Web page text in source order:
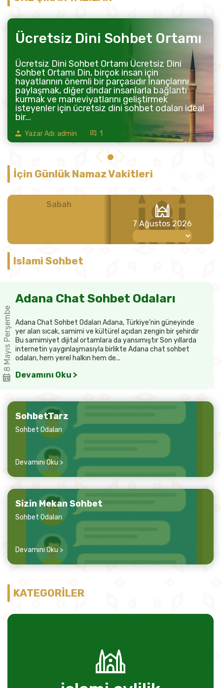
Ücretsiz Dini Sohbet Ortamı
Ücretsiz Dini Sohbet Ortamı Ücretsiz Dini
Sohbet Ortamı Din, birçok insan için
hayatlarının önemli bir parçasıdır İnançlarını
paylaşmak, diğer dindar insanlarla bağlantı
kurmak ve maneviyatlarını geliştirmek
isteyenler için ücretsiz dini sohbet odaları ideal
bir...
Yazar Adı: admin 1
İçin Günlük Namaz Vakitleri
Sabah Öğle
7 Ağustos 2026
Islami Sohbet
8 Mayıs Perşembe
Adana Chat Sohbet Odaları
Adana Chat Sohbet Odaları Adana, Türkiye’nin güneyinde
yer alan sıcak, samimi ve kültürel açıdan zengin bir şehirdir
Bu samimiyet dijital ortamlara da yansımıştır Son yıllarda
internetin yaygınlaşmasıyla birlikte Adana chat sohbet
odaları, hem yerel halkın hem de...
Devamını Oku >
SohbetTarz
Sohbet Odaları
Devamını Oku >
Sizin Mekan Sohbet
Sohbet Odaları
Devamını Oku >
KATEGORİLER